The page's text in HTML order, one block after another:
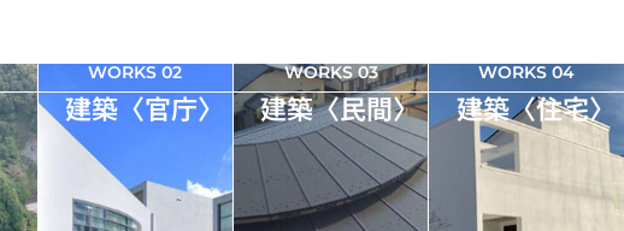
WORKS 02
建築〈官庁〉
WORKS 03
建築〈民間〉
WORKS 04
建築〈住宅〉